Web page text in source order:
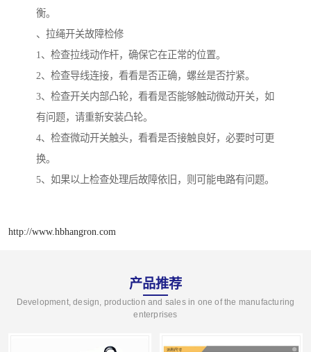
衡。
、拉绳开关故障检修
1、检查拉线动作杆，确保它在正常的位置。
2、检查导线连接，看看是否正确，螺丝是否拧紧。
3、检查开关内部凸轮，看看是否能够触动微动开关，如
有问题，请重新安装凸轮。
4、检查微动开关触头，看看是否接触良好，必要时可更
换。
5、如果以上检查处理后故障依旧，则可能电路有问题。
http://www.hbhangron.com
产品推荐
Development, design, production and sales in one of the manufacturing
enterprises